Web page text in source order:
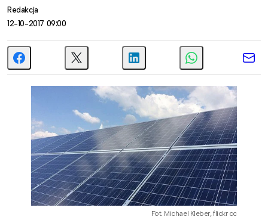
Redakcja
12-10-2017 09:00
Fot. Michael Kleber, flickr cc